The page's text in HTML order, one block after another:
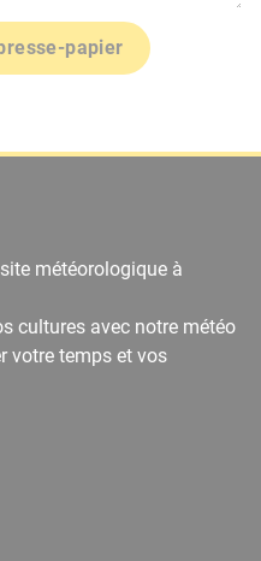
papier
météorologique à
cultures avec notre météo
votre temps et vos